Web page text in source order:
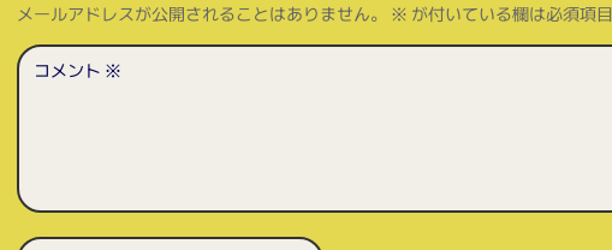
メールアドレスが公開されることはありません。 ※ が付いている欄は必須項